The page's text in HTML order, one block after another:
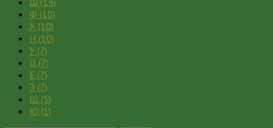
Ф (10)
Х (10)
Н (10)
У (7)
Ц (7)
Е (7)
Э (7)
Щ (5)
Ю (1)